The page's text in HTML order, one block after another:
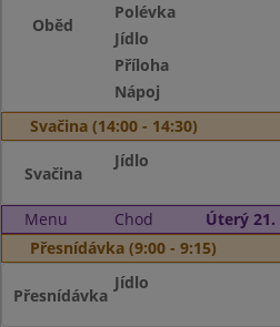
Oběd
Polévka
Jídlo
Příloha
Nápoj
Svačina (14:00 - 14:30)
Svačina
Jídlo
Menu Chod
Úterý 21.
Přesnídávka (9:00 - 9:15)
Přesnídávka
Jídlo